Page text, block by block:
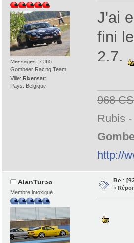
Messages: 7 365
Gombeer Racing Team
Ville: Rixensart
Pays: Belgique
J'ai
fini
2.7.
968
Rubis
http://
AlanTurbo
Membre intoxiqué
Re :
«